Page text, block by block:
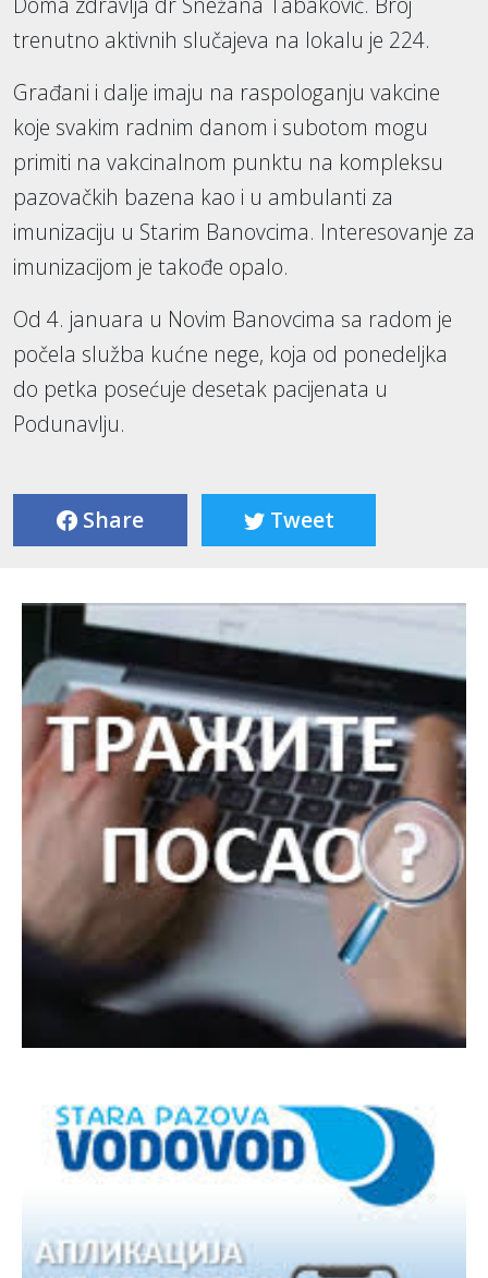
trenutno aktivnih slučajeva na lokalu je 224.
Građani i dalje imaju na raspologanju vakcine
koje svakim radnim danom i subotom mogu
primiti na vakcinalnom punktu na kompleksu
pazovačkih bazena kao i u ambulanti za
imunizaciju u Starim Banovcima. Interesovanje za
imunizacijom je takođe opalo.
Od 4. januara u Novim Banovcima sa radom je
počela služba kućne nege, koja od ponedeljka
do petka posećuje desetak pacijenata u
Podunavlju.
Share Tweet